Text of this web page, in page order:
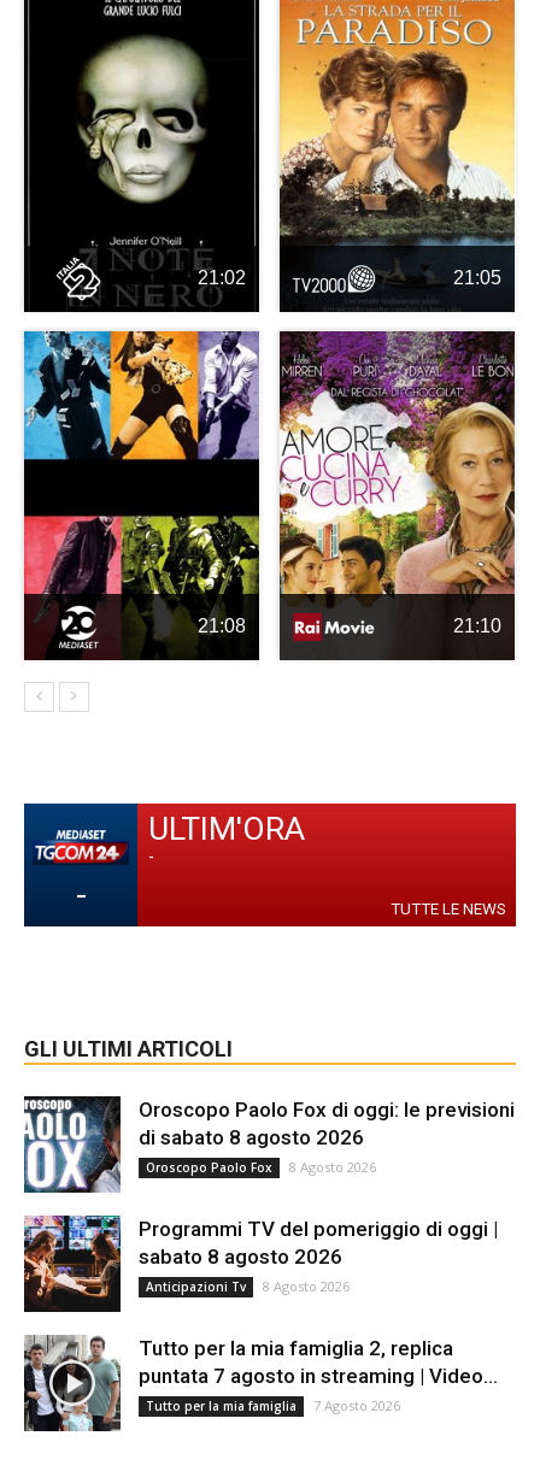
21:02 21:05
21:08 21:10
-
ULTIM'ORA
-
TUTTE LE NEWS
GLI ULTIMI ARTICOLI
Oroscopo Paolo Fox di oggi: le previsioni
di sabato 8 agosto 2026
Oroscopo Paolo Fox 8 Agosto 2026
Programmi TV del pomeriggio di oggi |
sabato 8 agosto 2026
Anticipazioni Tv 8 Agosto 2026
Tutto per la mia famiglia 2, replica
puntata 7 agosto in streaming | Video...
Tutto per la mia famiglia 7 Agosto 2026